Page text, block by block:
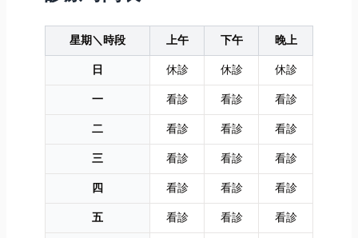
星期＼時段 上午 下午
晚上
日
休診 休診
休診
一
看診 看診
看診
二
看診 看診
看診
三
看診 看診
看診
四
看診 看診
看診
五
看診 看診
看診